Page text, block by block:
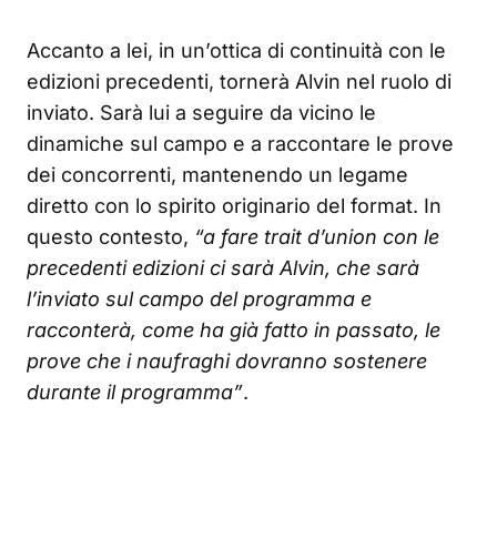
Accanto a lei, in un’ottica di continuità con le
edizioni precedenti, tornerà Alvin nel ruolo di
inviato. Sarà lui a seguire da vicino le
dinamiche sul campo e a raccontare le prove
dei concorrenti, mantenendo un legame
diretto con lo spirito originario del format. In
questo contesto, “a fare trait d’union con le
precedenti edizioni ci sarà Alvin, che sarà
l’inviato sul campo del programma e
racconterà, come ha già fatto in passato, le
prove che i naufraghi dovranno sostenere
durante il programma”.